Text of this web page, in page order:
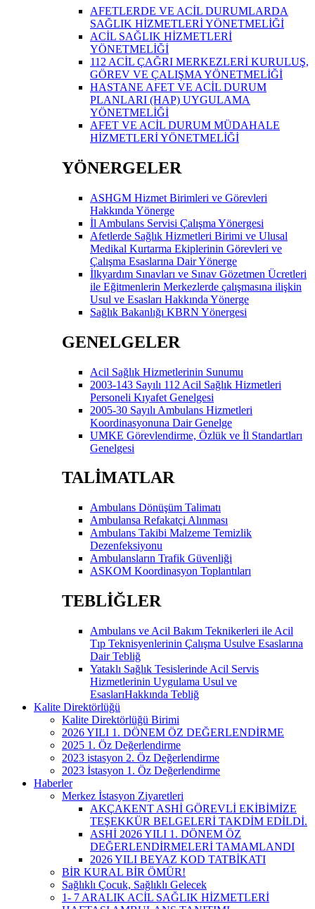
AFETLERDE VE ACİL DURUMLARDA
SAĞLIK HİZMETLERİ YÖNETMELİĞİ
ACİL SAĞLIK HİZMETLERİ
YÖNETMELİĞİ
112 ACİL ÇAĞRI MERKEZLERİ KURULUŞ,
GÖREV VE ÇALIŞMA YÖNETMELİĞİ
HASTANE AFET VE ACİL DURUM
PLANLARI (HAP) UYGULAMA
YÖNETMELİĞİ
AFET VE ACİL DURUM MÜDAHALE
HİZMETLERİ YÖNETMELİĞİ
YÖNERGELER
ASHGM Hizmet Birimleri ve Görevleri
Hakkında Yönerge
İl Ambulans Servisi Çalışma Yönergesi
Afetlerde Sağlık Hizmetleri Birimi ve Ulusal
Medikal Kurtarma Ekiplerinin Görevleri ve
Çalışma Esaslarına Dair Yönerge
İlkyardım Sınavları ve Sınav Gözetmen Ücretleri
ile Eğitmenlerin Merkezlerde çalışmasına ilişkin
Usul ve Esasları Hakkında Yönerge
Sağlık Bakanlığı KBRN Yönergesi
GENELGELER
Acil Sağlık Hizmetlerinin Sunumu
2003-143 Sayılı 112 Acil Sağlık Hizmetleri
Personeli Kıyafet Genelgesi
2005-30 Sayılı Ambulans Hizmetleri
Koordinasyonuna Dair Genelge
UMKE Görevlendirme, Özlük ve İl Standartları
Genelgesi
TALİMATLAR
Ambulans Dönüşüm Talimatı
Ambulansa Refakatçi Alınması
Ambulans Takibi Malzeme Temizlik
Dezenfeksiyonu
Ambulansların Trafik Güvenliği
ASKOM Koordinasyon Toplantıları
TEBLİĞLER
Ambulans ve Acil Bakım Teknikerleri ile Acil
Tıp Teknisyenlerinin Çalışma Usulve Esaslarına
Dair Tebliğ
Yataklı Sağlık Tesislerinde Acil Servis
Hizmetlerinin Uygulama Usul ve
EsaslarıHakkında Tebliğ
Kalite Direktörlüğü
Kalite Direktörlüğü Birimi
2026 YILI 1. DÖNEM ÖZ DEĞERLENDİRME
2025 1. Öz Değerlendirme
2023 istasyon 2. Öz Değerlendirme
2023 İstasyon 1. Öz Değerlendirme
Haberler
Merkez İstasyon Ziyaretleri
AKÇAKENT ASHİ GÖREVLİ EKİBİMİZE
TEŞEKKÜR BELGELERİ TAKDİM EDİLDİ.
ASHİ 2026 YILI 1. DÖNEM ÖZ
DEĞERLENDİRMELERİ TAMAMLANDI
2026 YILI BEYAZ KOD TATBİKATI
BİR KURAL BİR ÖMÜR!
Sağlıklı Çocuk, Sağlıklı Gelecek
1- 7 ARALIK ACİL SAĞLIK HİZMETLERİ